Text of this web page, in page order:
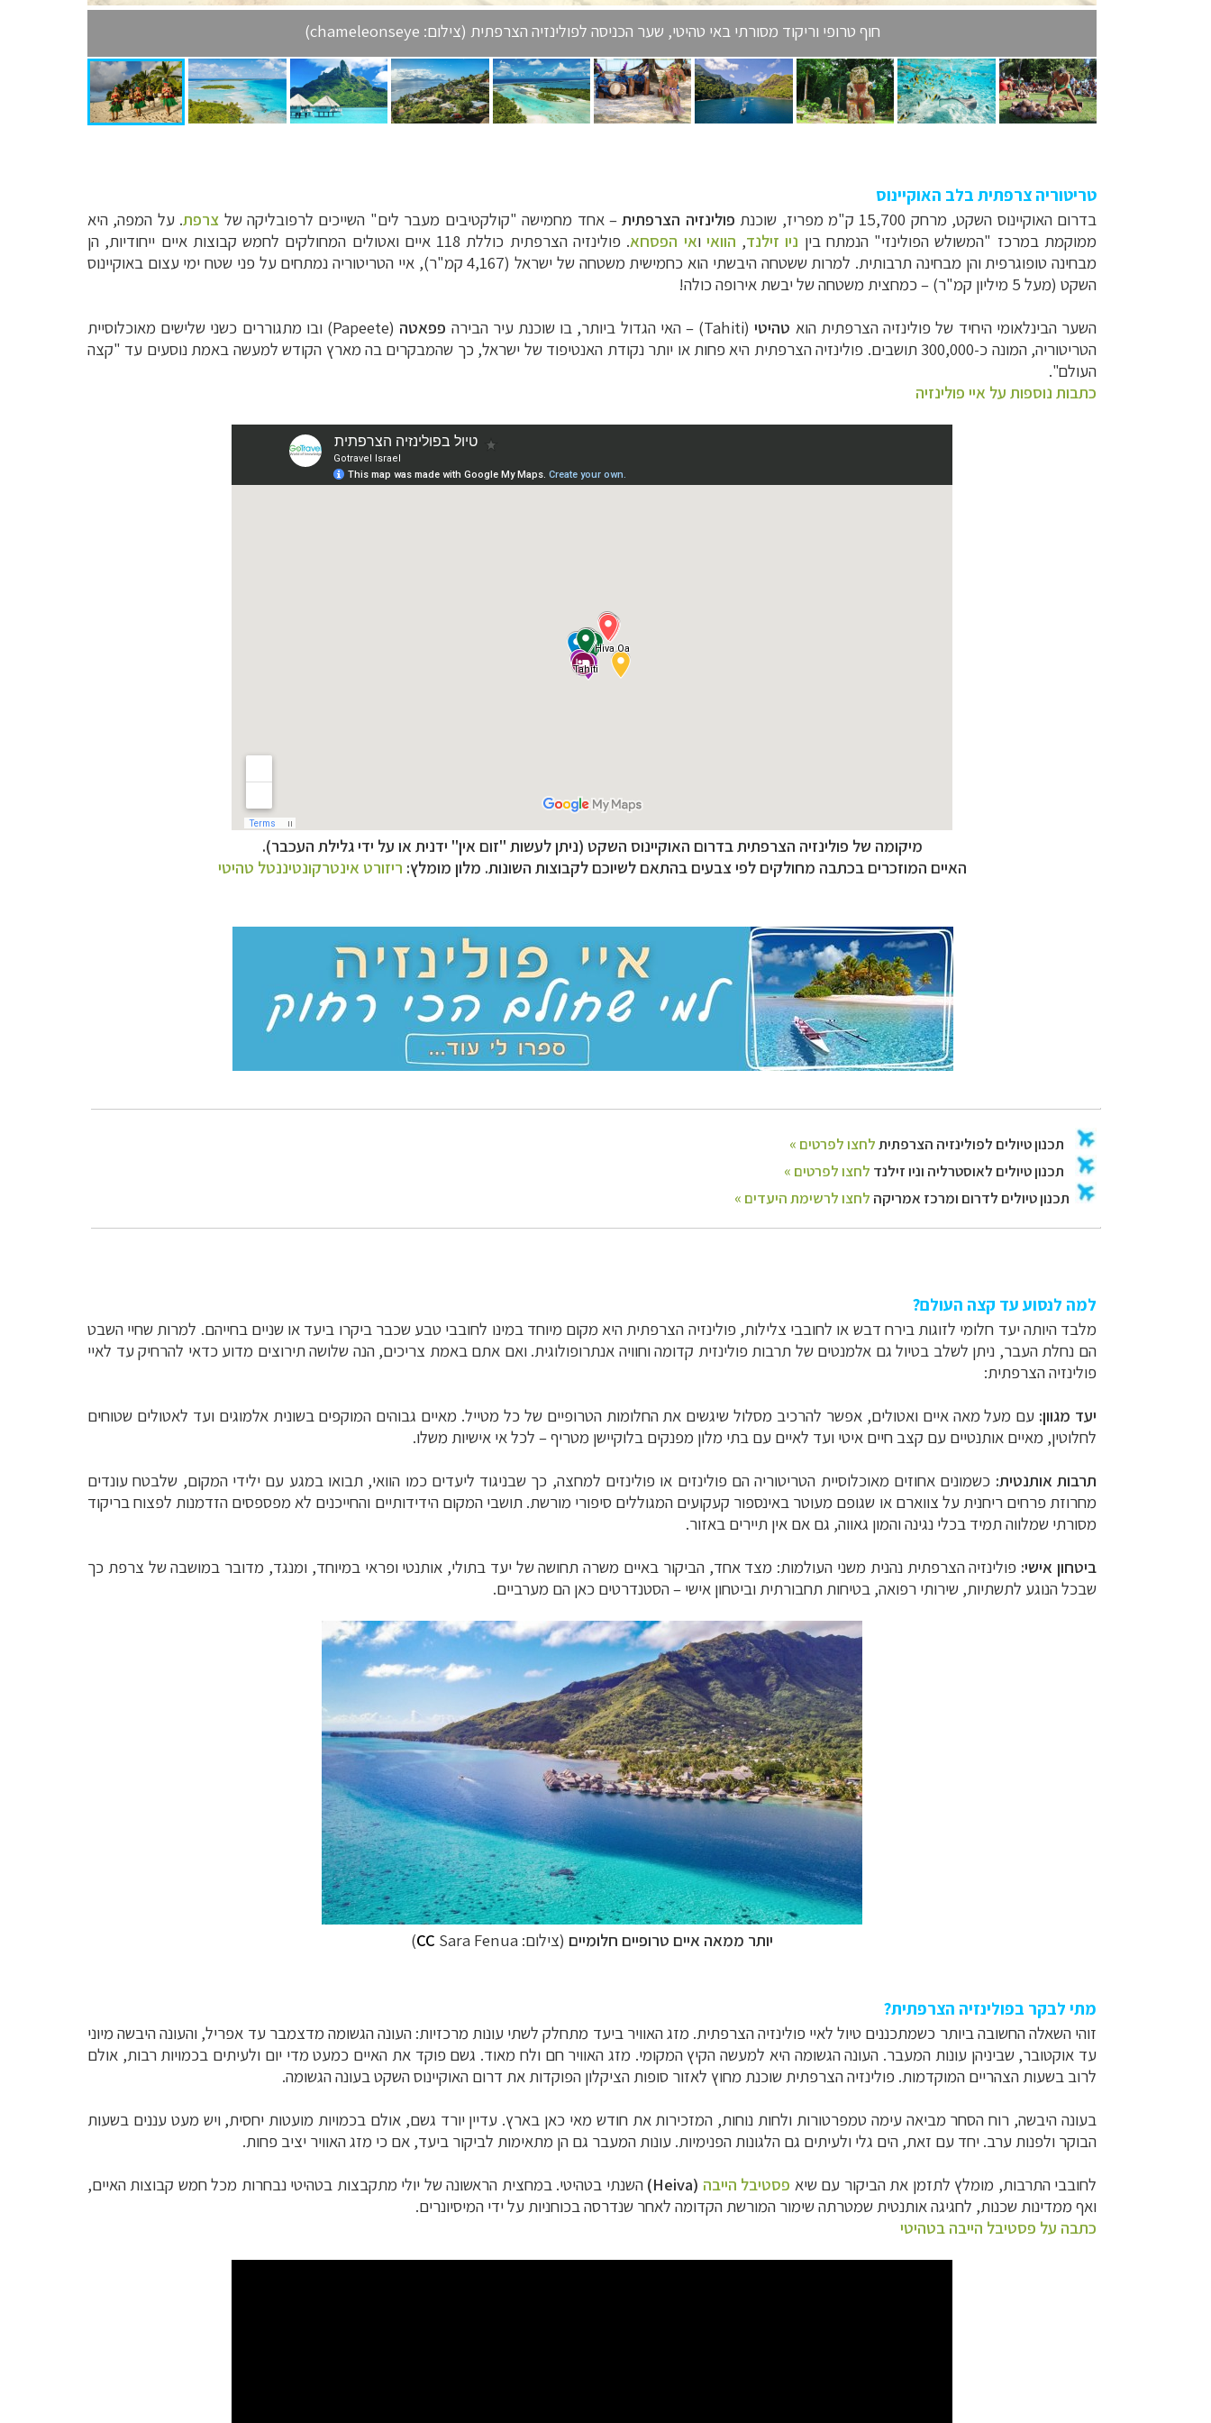
חוף טרופי וריקוד מסורתי באי טהיטי, שער הכניסה לפולינזיה הצרפתית (צילום: chameleonseye)
טריטוריה צרפתית בלב האוקיינוס
בדרום האוקיינוס השקט, מרחק 15,700 ק"מ מפריז, שוכנת
פולינזיה הצרפתית– אחד מחמישה "קולקטיבים מעבר לים" השייכים לרפובליקה של צרפת. על המפה, היא
ממוקמת במרכז "המשולש הפולינזי" הנמתח בין ניו זילנד, הוואי ואי הפסחא
. פולינזיה הצרפתית כוללת 118 איים ואטולים המחולקים לחמש קבוצות איים ייחודיות, הן
מבחינה טופוגרפית והן מבחינה תרבותית. למרות ששטחה היבשתי הוא כחמישית משטחה של ישראל (4,167 קמ"ר), איי הטריטוריה נמתחים על פני שטח ימי עצום באוקיינוס
השקט (מעל 5 מיליון קמ"ר) – כמחצית משטחה של יבשת אירופה כולה!
השער הבינלאומי היחיד של פולינזיה הצרפתית הוא טהיטי (Tahiti) – האי הגדול ביותר, בו שוכנת עיר הבירה פפאטה
(Papeete) ובו מתגוררים כשני שלישים מאוכלוסיית
הטריטוריה, המונה כ-300,000 תושבים. פולינזיה הצרפתית היא פחות או יותר נקודת האנטיפוד של ישראל, כך שהמבקרים בה מארץ הקודש למעשה באמת נוסעים עד "קצה
העולם".
כתבות נוספות על איי פולינזיה
מיקומה של פולינזיה הצרפתית בדרום האוקיינוס השקט (ניתן לעשות "זום אין" ידנית או על ידי גלילת העכבר).
האיים המוזכרים בכתבה מחולקים לפי צבעים בהתאם לשיוכם לקבוצות השונות. מלון מומלץ: ריזורט אינטרקונטיננטל טהיטי
תכנוןטיוליםלאוסטרליה וניו זילנד לחצו לפרטים »
תכנון טיולים לדרום ומרכז אמריקהלחצו לרשימת היעדים »
למה לנסוע עד קצה העולם?
מלבד היותה יעד חלומי לזוגות בירח דבש או לחובבי צלילות, פולינזיה הצרפתית היא מקום מיוחד במינו לחובבי טבע שכבר ביקרו ביעד או שניים בחייהם. למרות שחיי השבט
הם נחלת העבר, ניתן לשלב בטיול גם אלמנטים של תרבות פולינזית קדומה וחוויה אנתרופולוגית. ואם אתם באמת צריכים, הנה שלושה תירוצים מדוע כדאי להרחיק עד לאיי
פולינזיה הצרפתית:
יעד מגוון: עם מעל מאה איים ואטולים, אפשר להרכיב מסלול שיגשים את החלומות הטרופיים של כל מטייל. מאיים גבוהים המוקפים בשונית אלמוגים ועד לאטולים שטוחים
לחלוטין, מאיים אותנטיים עם קצב חיים איטי ועד לאיים עם בתי מלון מפנקים בלוקיישן מטריף – לכל אי אישיות משלו.
תרבות אותנטית: כשמונים אחוזים מאוכלוסיית הטריטוריה הם פולינזים או פולינזים למחצה, כך שבניגוד ליעדים כמו הוואי, תבואו במגע עם ילידי המקום, שלבטח עונדים
מחרוזת פרחים ריחנית על צווארם או שגופם מעוטר באינספור קעקועים המגוללים סיפורי מורשת. תושבי המקום הידידותיים והחייכנים לא מפספסים הזדמנות לפצוח בריקוד
מסורתי שמלווה תמיד בכלי נגינה והמון גאווה, גם אם אין תיירים באזור.
ביטחון אישי: פולינזיה הצרפתית נהנית משני העולמות: מצד אחד, הביקור באיים משרה תחושה של יעד בתולי, אותנטי ופראי במיוחד, ומנגד, מדובר במושבה של צרפת כך
שבכל הנוגע לתשתיות, שירותי רפואה, בטיחות תחבורתית וביטחון אישי – הסטנדרטים כאן הם מערביים.
יותר ממאה איים טרופיים חלומיים (צילום: CC Sara Fenua)
מתי לבקר בפולינזיה הצרפתית?
זוהי השאלה החשובה ביותר כשמתכננים טיול לאיי פולינזיה הצרפתית. מזג האוויר ביעד מתחלק לשתי עונות מרכזיות: העונה הגשומה מדצמבר עד אפריל, והעונה היבשה מיוני
עד אוקטובר, שביניהן עונות המעבר. העונה הגשומה היא למעשה הקיץ המקומי. מזג האוויר חם ולח מאוד. גשם פוקד את האיים כמעט מדי יום ולעיתים בכמויות רבות, אולם
לרוב בשעות הצהריים המוקדמות. פולינזיה הצרפתית שוכנת מחוץ לאזור סופות הציקלון הפוקדות את דרום האוקיינוס השקט בעונה הגשומה.
בעונה היבשה, רוח הסחר מביאה עימה טמפרטורות ולחות נוחות, המזכירות את חודש מאי כאן בארץ. עדיין יורד גשם, אולם בכמויות מועטות יחסית, ויש מעט עננים בשעות
הבוקר ולפנות ערב. יחד עם זאת, הים גלי ולעיתים גם הלגונות הפנימיות. עונות המעבר גם הן מתאימות לביקור ביעד, אם כי מזג האוויר יציב פחות.
לחובבי התרבות, מומלץ לתזמן את הביקור עם שיא פסטיבל הייבה (
Heiva
) השנתי בטהיטי. במחצית הראשונה של יולי מתקבצות בטהיטי נבחרות מכל חמש קבוצות האיים,
ואף ממדינות שכנות, לחגיגה אותנטית שמטרתה שימור המורשת הקדומה לאחר שנדרסה בכוחניות על ידי המיסיונרים.
כתבה על פסטיבל הייבה בטהיטי